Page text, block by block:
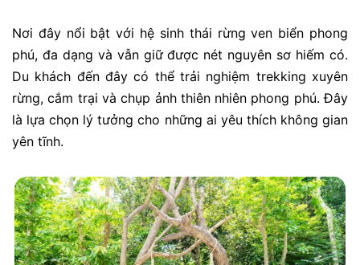
Nơi đây nổi bật với hệ sinh thái rừng ven biển phong
phú, đa dạng và vẫn giữ được nét nguyên sơ hiếm có.
Du khách đến đây có thể trải nghiệm trekking xuyên
rừng, cắm trại và chụp ảnh thiên nhiên phong phú. Đây
là lựa chọn lý tưởng cho những ai yêu thích không gian
yên tĩnh.